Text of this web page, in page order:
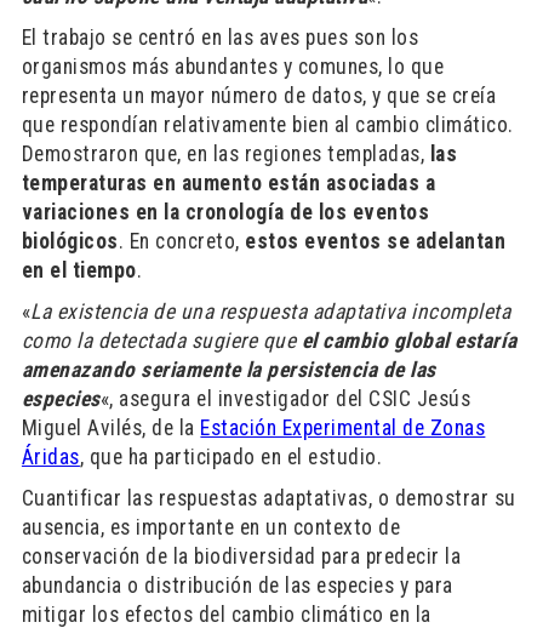
El trabajo se centró en las aves pues son los
organismos más abundantes y comunes, lo que
representa un mayor número de datos, y que se creía
que respondían relativamente bien al cambio climático.
Demostraron que, en las regiones templadas, las
temperaturas en aumento están asociadas a
variaciones en la cronología de los eventos
biológicos. En concreto, estos eventos se adelantan
en el tiempo.
«La existencia de una respuesta adaptativa incompleta
como la detectada sugiere que el cambio global estaría
amenazando seriamente la persistencia de las
especies«, asegura el investigador del CSIC Jesús
Miguel Avilés, de la Estación Experimental de Zonas
Áridas, que ha participado en el estudio.
Cuantificar las respuestas adaptativas, o demostrar su
ausencia, es importante en un contexto de
conservación de la biodiversidad para predecir la
abundancia o distribución de las especies y para
mitigar los efectos del cambio climático en la